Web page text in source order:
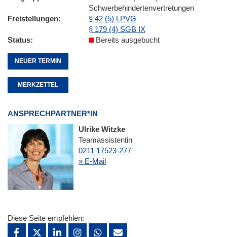
Schwerbehindertenvertretungen
Freistellungen
§ 42 (5) LPVG
§ 179 (4) SGB IX
Status
Bereits ausgebucht
NEUER TERMIN
MERKZETTEL
ANSPRECHPARTNER*IN
Ulrike Witzke
Teamassistentin
0211 17523-277
» E-Mail
Diese Seite empfehlen: